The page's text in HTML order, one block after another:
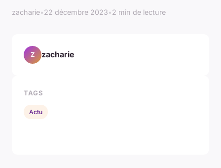
zacharie•22 décembre 2023•2 min de lecture
Z zacharie
TAGS
Actu